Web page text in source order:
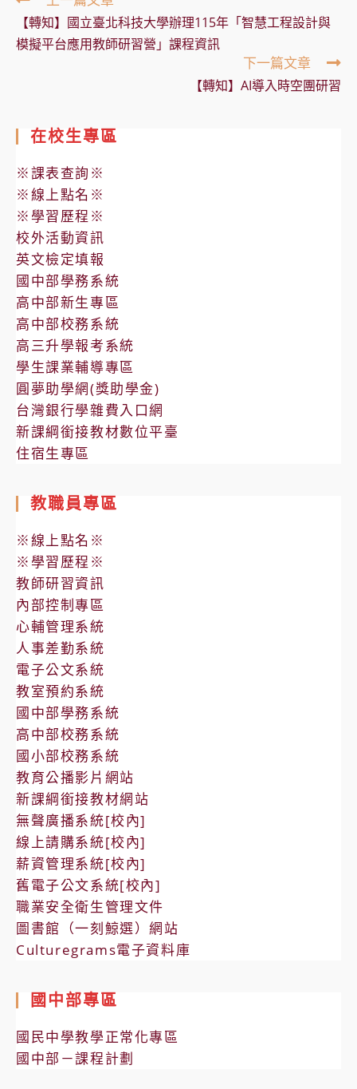
more
articles
【轉知】國立臺北科技大學辦理115年「智慧工程設計與
模擬平台應用教師研習營」課程資訊
下一篇文章
【轉知】AI導入時空團研習
在校生專區
※課表查詢※
※線上點名※
※學習歷程※
校外活動資訊
英文檢定填報
國中部學務系統
高中部新生專區
高中部校務系統
高三升學報考系統
學生課業輔導專區
圓夢助學網(獎助學金)
台灣銀行學雜費入口網
新課綱銜接教材數位平臺
住宿生專區
教職員專區
※線上點名※
※學習歷程※
教師研習資訊
內部控制專區
心輔管理系統
人事差勤系統
電子公文系統
教室預約系統
國中部學務系統
高中部校務系統
國小部校務系統
教育公播影片網站
新課綱銜接教材網站
無聲廣播系統[校內]
線上請購系統[校內]
薪資管理系統[校內]
舊電子公文系統[校內]
職業安全衛生管理文件
圖書館（一刻鯨選）網站
Culturegrams電子資料庫
國中部專區
國民中學教學正常化專區
國中部－課程計劃